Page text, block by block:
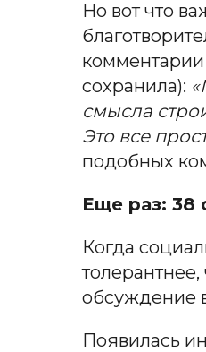
Но вот что
сохранила):
смысла
Это все
подобных
Еще раз: 38
Когда
обсуждение
Появилась